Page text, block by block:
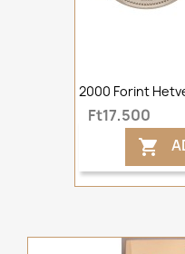
2000 Forint
Ft17,500
